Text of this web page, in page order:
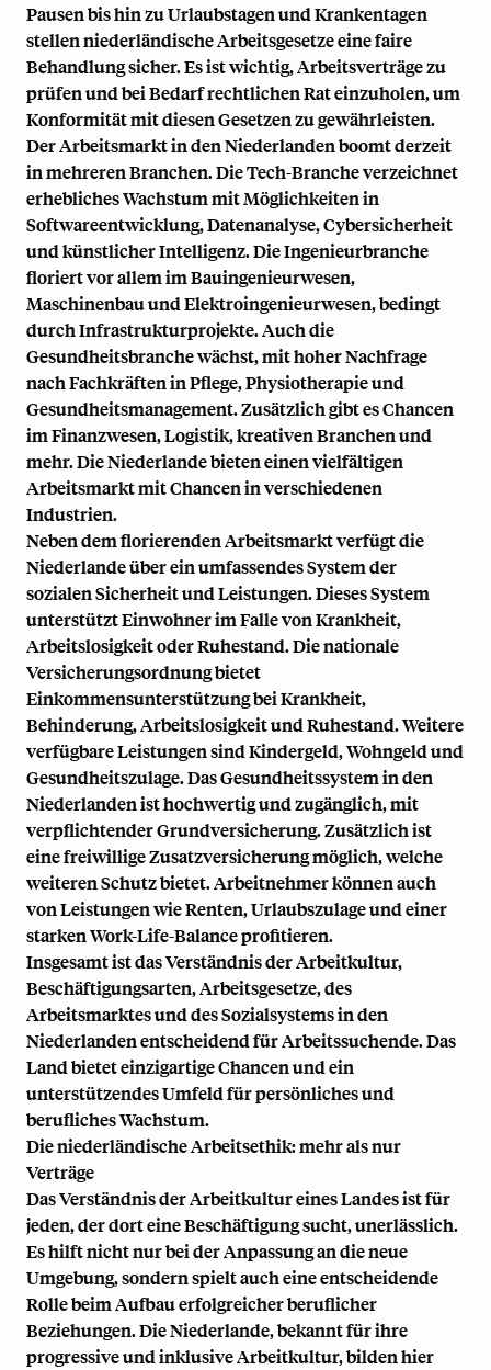
Pausen bis hin zu Urlaubstagen und Krankentagen
stellen niederländische Arbeitsgesetze eine faire
Behandlung sicher. Es ist wichtig,Arbeitsverträgezu
prüfen und bei Bedarf rechtlichen Rat einzuholen, um
Konformitätmit diesen Gesetzen zu gewährleisten.
Der Arbeitsmarkt in den Niederlanden boomt derzeit
in mehreren Branchen. Die Tech-Branche verzeichnet
erhebliches Wachstum mit Möglichkeiten in
Softwareentwicklung, Datenanalyse, Cybersicherheit
und künstlicher Intelligenz. Die Ingenieurbranche
floriert vor allem im Bauingenieurwesen,
Maschinenbau und Elektroingenieurwesen, bedingt
durch Infrastrukturprojekte. Auch die
Gesundheitsbranche wächst, mit hoher Nachfrage
nach Fachkräften in Pflege, Physiotherapie und
Gesundheitsmanagement. Zusätzlich gibt es Chancen
im Finanzwesen, Logistik, kreativen Branchen und
mehr. Die Niederlande bieten einen vielfältigen
Arbeitsmarkt mit Chancen in verschiedenen
Industrien.
Neben dem florierenden Arbeitsmarkt verfügt die
Niederlande über ein umfassendes System der
sozialen Sicherheit und Leistungen. Dieses System
unterstützt Einwohner im Falle von Krankheit,
Arbeitslosigkeit oder Ruhestand. Die nationale
Versicherungsordnung bietet
Einkommensunterstützung bei Krankheit,
Behinderung, Arbeitslosigkeit und Ruhestand. Weitere
verfügbare Leistungen sind Kindergeld, Wohngeld und
Gesundheitszulage. Das Gesundheitssystem in den
Niederlanden ist hochwertig und zugänglich, mit
verpflichtender Grundversicherung. Zusätzlich ist
eine freiwillige Zusatzversicherung möglich, welche
weiteren Schutz bietet. Arbeitnehmer können auch
von Leistungen wie Renten,Urlaubszulageund einer
starken Work-Life-Balance profitieren.
Insgesamt ist das Verständnis der Arbeitkultur,
Beschäftigungsarten, Arbeitsgesetze, des
Arbeitsmarktes und des Sozialsystems in den
Niederlanden entscheidend für Arbeitssuchende. Das
Land bietet einzigartige Chancen und ein
unterstützendes Umfeld für persönliches und
berufliches Wachstum.
Die niederländische Arbeitsethik: mehr als nur
Verträge
Das Verständnis der Arbeitkultur eines Landes ist für
jeden, der dort eine Beschäftigung sucht, unerlässlich.
Es hilft nicht nur bei der Anpassung an die neue
Umgebung, sondern spielt auch eine entscheidende
Rolle beim Aufbau erfolgreicher beruflicher
Beziehungen. Die Niederlande, bekannt für ihre
progressive und inklusive Arbeitkultur, bilden hier